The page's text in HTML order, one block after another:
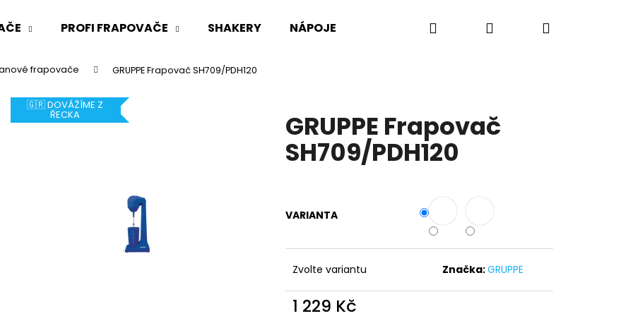
PROFI FRAPOVAČE SHAKERY NÁPOJE PŘÍSLUŠENSTVÍ LISY NA CITRUSY
Hledat PřihlášeníNákupní
frapovače GRUPPE Frapovač SH709/PDH120
GRUPPE Frapovač
SH709/PDH120
VARIANTA
Zvolte variantu Značka:GRUPPE
1 229 Kč
🇬🇷 DOVÁŽÍME Z
ŘECKA
Co potřebujete najít?
Doporučujeme